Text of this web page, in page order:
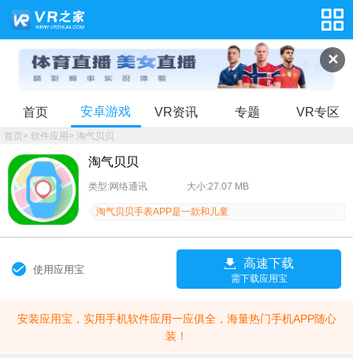
✕
首页 安卓游戏 VR资讯 专题 VR专区
首页> 软件应用> 淘气贝贝
淘气贝贝
类型:网络通讯 大小:27.07 MB
淘气贝贝手表APP是一款和儿童
使用应用宝 高速下载
需下载应用宝
安装应用宝，实用手机软件应用一应俱全，海量热门手机APP随心
装！